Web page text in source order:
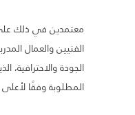
معتمدين في ذلك
الفنيين والعمال
الجودة والاحترافية،
المطلوبة وفقًا لأعلى